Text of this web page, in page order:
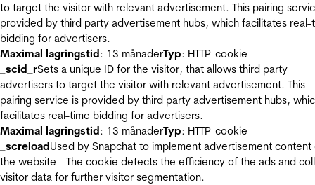
to target the visitor with relevant advertisement. This pairing
provided by third party advertisement hubs, which facilitates real-
bidding for advertisers.
Maximal lagringstid: 13 månaderTyp: HTTP-cookie
_scid_rSets a unique ID for the visitor, that allows third party
advertisers to target the visitor with relevant advertisement. This
pairing service is provided by third party advertisement hubs,
facilitates real-time bidding for advertisers.
Maximal lagringstid: 13 månaderTyp: HTTP-cookie
_screloadUsed by Snapchat to implement advertisement content
the website - The cookie detects the efficiency of the ads and
visitor data for further visitor segmentation.